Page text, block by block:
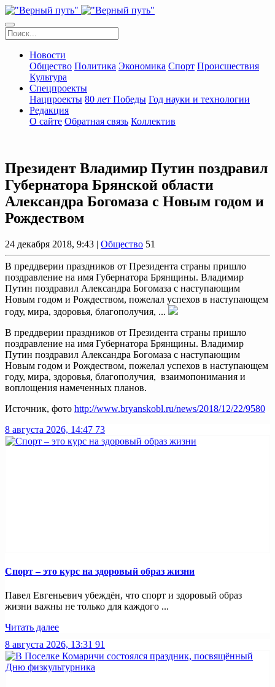
Новости
Общество Политика Экономика Спорт Происшествия
Культура
Спецпроекты
Нацпроекты 80 лет Победы Год науки и технологии
Редакция
О сайте Обратная связь Коллектив
Президент Владимир Путин поздравил
Губернатора Брянской области
Александра Богомаза с Новым годом и
Рождеством
24 декабря 2018, 9:43 | Общество 51
В преддверии праздников от Президента страны пришло
поздравление на имя Губернатора Брянщины. Владимир
Путин поздравил Александра Богомаза с наступающим
Новым годом и Рождеством, пожелал успехов в наступающем
году, мира, здоровья, благополучия, ...
В преддверии праздников от Президента страны пришло
поздравление на имя Губернатора Брянщины. Владимир
Путин поздравил Александра Богомаза с наступающим
Новым годом и Рождеством, пожелал успехов в наступающем
году, мира, здоровья, благополучия, взаимопонимания и
воплощения намеченных планов.
Источник, фото http://www.bryanskobl.ru/news/2018/12/22/9580
8 августа 2026, 14:47 73
Спорт – это курс на здоровый образ жизни
Павел Евгеньевич убеждён, что спорт и здоровый образ
жизни важны не только для каждого ...
Читать далее
8 августа 2026, 13:31 91